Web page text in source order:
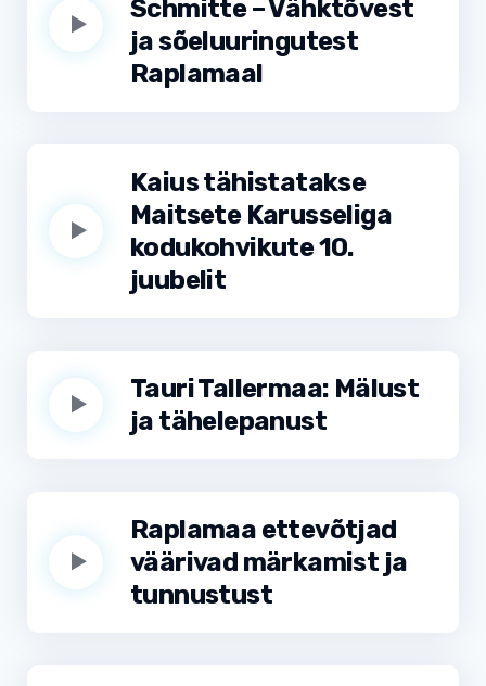
Schmitte – Vähktõvest
ja sõeluuringutest
Raplamaal
Kaius tähistatakse
Maitsete Karusseliga
kodukohvikute 10.
juubelit
Tauri Tallermaa: Mälust
ja tähelepanust
Raplamaa ettevõtjad
väärivad märkamist ja
tunnustust